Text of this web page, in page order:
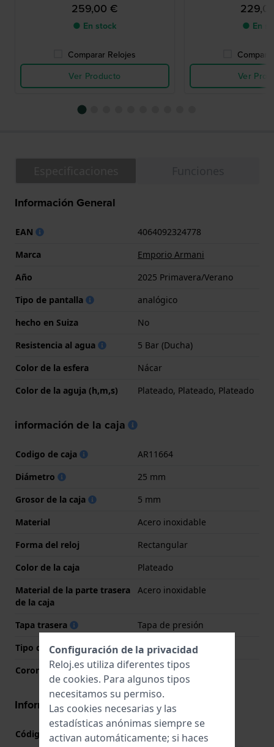
259,00 €
● En stock
Comparar Relojes
Ver Producto
● En
Ver
Información General
EAN
4064092324778
Marca
Emporio Armani
Año
2025 Primavera/Verano
Tipo de pantalla
analógico
hecho en Suiza
No
Resistencia al agua
5 Bar (Ducha)
Color de la esfera
Nácar
Color de la aguja (h,m,s)
Plateado, Plateado, Plateado
información de la caja
Codigo de caja
AR11664
Diámetro
25 mm
Grosor de la caja
5 mm
Material
Acero inoxidable
Forma del reloj
Rectangular
Color de la caja
Plateado
Material de la parte trasera
de la caja
Acero inoxidable
Tapa trasera
Tapa de presión
Tipo de cristal
Mineral
Corona
Corona tipo pull
Información del movimiento
Código de Movimiento 9T15(Ver especificaciones
Configuración de la privacidad
Reloj.es utiliza diferentes tipos
de cookies. Para algunos tipos
necesitamos su permiso.
Las cookies necesarias y las
estadísticas anónimas siempre se
activan automáticamente; si haces